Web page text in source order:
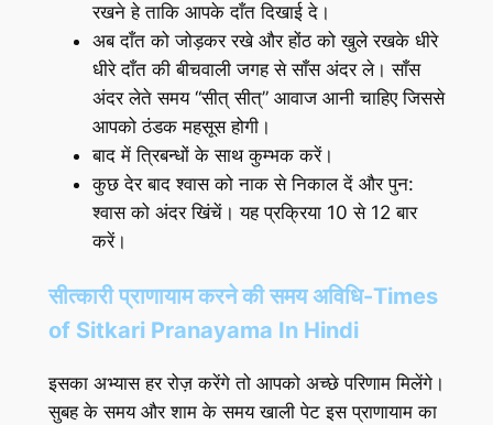
रखने हे ताकि आपके दाँत दिखाई दे।
अब दाँत को जोड़कर रखे और होंठ को खुले रखके धीरे
धीरे दाँत की बीचवाली जगह से साँस अंदर ले। साँस
अंदर लेते समय “सीत् सीत्” आवाज आनी चाहिए जिससे
आपको ठंडक महसूस होगी।
बाद में त्रिबन्धों के साथ कुम्भक करें।
कुछ देर बाद श्वास को नाक से निकाल दें और पुन:
श्वास को अंदर खिंचें। यह ‍प्रक्रिया 10 से 12 बार
करें।
सीत्कारी प्राणायाम करने की समय अविधि-Times
of Sitkari Pranayama In Hindi
इसका अभ्यास हर रोज़ करेंगे तो आपको अच्छे परिणाम मिलेंगे।
सुबह के समय और शाम के समय खाली पेट इस प्राणायाम का